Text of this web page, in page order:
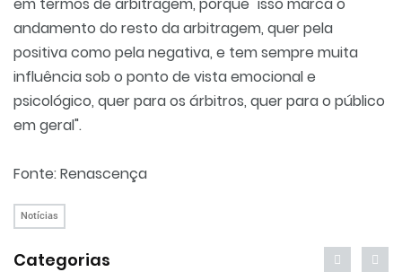
andamento do resto da arbitragem, quer pela
positiva como pela negativa, e tem sempre muita
influência sob o ponto de vista emocional e
psicológico, quer para os árbitros, quer para o público
em geral".
Fonte: Renascença
Notícias
Categorias